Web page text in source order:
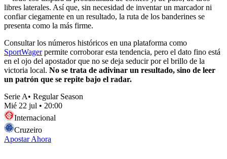
libres laterales. Así que, sin necesidad de inventar un marcador ni
confiar ciegamente en un resultado, la ruta de los banderines se
presenta como la más firme.
Consultar los números históricos en una plataforma como
SportWagerpermite corroborar esta tendencia, pero el dato fino está
en el ojo del apostador que no se deja seducir por el brillo de la
victoria local. No se trata de adivinar un resultado, sino de leer
un patrón que se repite bajo el radar.
Serie A• Regular Season
Mié 22 jul • 20:00
Internacional
Cruzeiro
Apostar Ahora